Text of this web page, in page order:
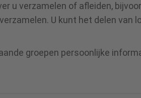
u verzamelen of afleiden,
U kunt het delen van
groepen persoonlijke